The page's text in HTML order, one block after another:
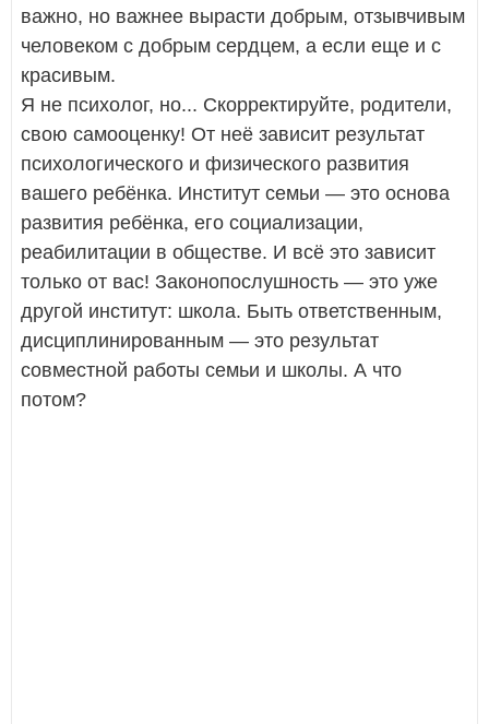
важно, но важнее вырасти добрым, отзывчивым
человеком с добрым сердцем, а если еще и с
красивым.
Я не психолог, но... Скорректируйте, родители,
свою самооценку! От неё зависит результат
психологического и физического развития
вашего ребёнка. Институт семьи — это основа
развития ребёнка, его социализации,
реабилитации в обществе. И всё это зависит
только от вас! Законопослушность — это уже
другой институт: школа. Быть ответственным,
дисциплинированным — это результат
совместной работы семьи и школы. А что
потом?